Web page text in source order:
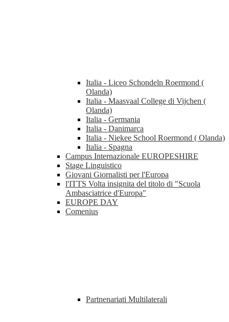
Italia - Liceo Schondeln Roermond (
Olanda)
Italia - Maasvaal College di Vijchen (
Olanda)
Italia - Germania
Italia - Danimarca
Italia - Niekee School Roermond ( Olanda)
Italia - Spagna
Campus Internazionale EUROPESHIRE
Stage Linguistico
Giovani Giornalisti per l'Europa
l'ITTS Volta insignita del titolo di "Scuola
Ambasciatrice d'Europa"
EUROPE DAY
Comenius
Partnenariati Multilaterali